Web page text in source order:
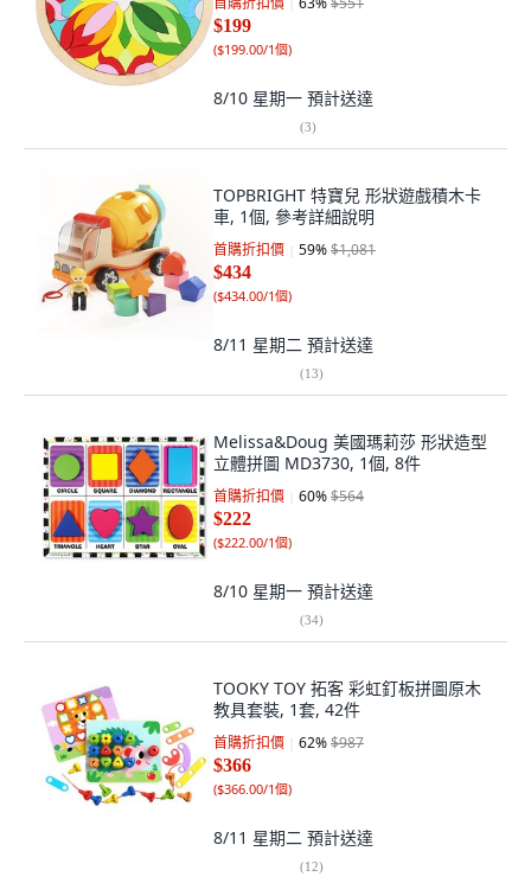
$199
($199.00/1個)
8/10 星期一 預計送達
(3)
TOPBRIGHT 特寶兒 形狀遊戲積木卡
車, 1個, 參考詳細說明
首購折扣價 59%$1,081
$434
($434.00/1個)
8/11 星期二 預計送達
(13)
Melissa&Doug 美國瑪莉莎 形狀造型
立體拼圖 MD3730, 1個, 8件
首購折扣價 60%$564
$222
($222.00/1個)
8/10 星期一 預計送達
(34)
TOOKY TOY 拓客 彩虹釘板拼圖原木
教具套裝, 1套, 42件
首購折扣價 62%$987
$366
($366.00/1個)
8/11 星期二 預計送達
(12)